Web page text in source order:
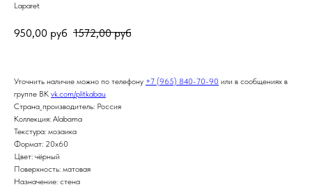
Laparet
950,00 руб 1572,00 руб
Уточнить наличие можно по телефону +7 (965) 840-70-90 или в сообщениях в
группе ВК vk.com/plitkabau
Страна_производитель: Россия
Коллекция: Alabama
Текстура: мозаика
Формат: 20x60
Цвет: чёрный
Поверхность: матовая
Назначение: стена